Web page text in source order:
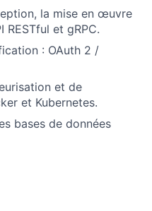
la mise en œuvre
RESTful et gRPC.
: OAuth 2 /
et de
et Kubernetes.
bases de données